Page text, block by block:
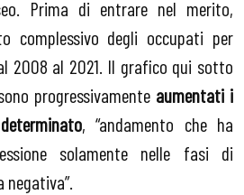
Prima di entrare nel merito,
complessivo degli occupati per
2008 al 2021. Il grafico qui sotto
progressivamente aumentati i
, “andamento che ha
solamente nelle fasi di
negativa”.